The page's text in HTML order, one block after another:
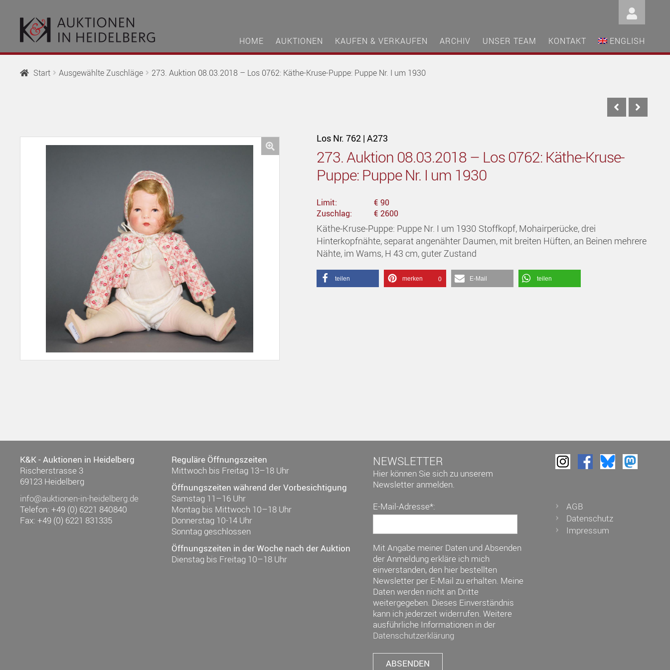
Navigation
springen
zum
Inhalt
HOME AUKTIONEN KAUFEN & VERKAUFEN ARCHIV UNSER TEAM KONTAKT ENGLISH
Start Ausgewählte Zuschläge 273. Auktion 08.03.2018 – Los 0762: Käthe-Kruse-Puppe: Puppe Nr. I um 1930
Los Nr. 762 | A273
273. Auktion 08.03.2018 – Los 0762: Käthe-Kruse-
Puppe: Puppe Nr. I um 1930
Limit:
€ 90
Zuschlag:
€ 2600
Käthe-Kruse-Puppe: Puppe Nr. I um 1930 Stoffkopf, Mohairperücke, drei
Hinterkopfnähte, separat angenähter Daumen, mit breiten Hüften, an Beinen mehrere
Nähte, im Wams, H 43 cm, guter Zustand
teilen merken 0 E-Mail teilen
K&K - Auktionen in Heidelberg
Rischerstrasse 3
69123 Heidelberg
info@auktionen-in-heidelberg.de
Telefon: +49 (0) 6221 840840
Fax: +49 (0) 6221 831335
Reguläre Öffnungszeiten
Mittwoch bis Freitag 13–18 Uhr
Öffnungszeiten während der Vorbesichtigung
Samstag 11–16 Uhr
Montag bis Mittwoch 10–18 Uhr
Donnerstag 10-14 Uhr
Sonntag geschlossen
Öffnungszeiten in der Woche nach der Auktion
Dienstag bis Freitag 10–18 Uhr
NEWSLETTER
Hier können Sie sich zu unserem
Newsletter anmelden.
E-Mail-Adresse*:
Mit Angabe meiner Daten und Absenden
der Anmeldung erkläre ich mich
einverstanden, den hier bestellten
Newsletter per E-Mail zu erhalten. Meine
Daten werden nicht an Dritte
weitergegeben. Dieses Einverständnis
kann ich jederzeit widerrufen. Weitere
ausführliche Informationen in der
Datenschutzerklärung
AGB
Datenschutz
Impressum